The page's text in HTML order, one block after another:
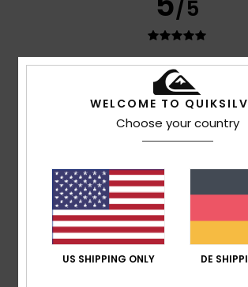
/5
Original anzeigen - Français
Preis-Leistungs-Verhältnis
: 5/5 Farbe: 5/5
3
WELCOME TO
Choose your country
US SHIPPING ONLY DE